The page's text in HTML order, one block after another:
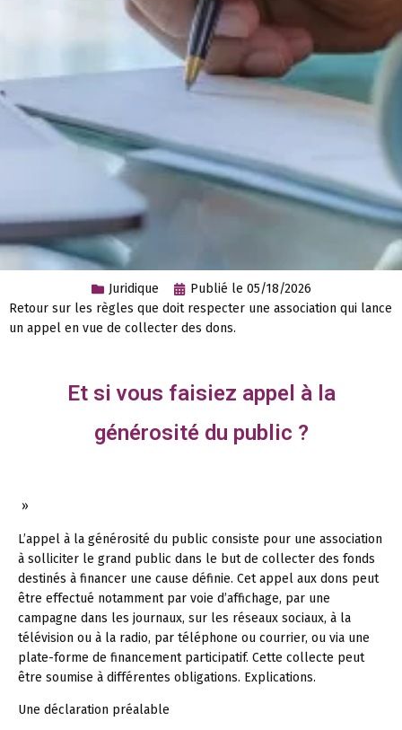
Juridique Publié le 05/18/2026
Retour sur les règles que doit respecter une association qui lance
un appel en vue de collecter des dons.
Et si vous faisiez appel à la
générosité du public ?
»
L’appel à la générosité du public consiste pour une association
à solliciter le grand public dans le but de collecter des fonds
destinés à financer une cause définie. Cet appel aux dons peut
être effectué notamment par voie d’affichage, par une
campagne dans les journaux, sur les réseaux sociaux, à la
télévision ou à la radio, par téléphone ou courrier, ou via une
plate-forme de financement participatif. Cette collecte peut
être soumise à différentes obligations. Explications.
Une déclaration préalable